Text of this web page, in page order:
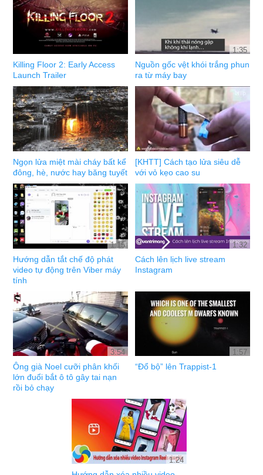
Killing Floor 2: Early Access
Launch Trailer
1:35
Nguồn gốc vệt khói trắng phun
ra từ máy bay
Ngọn lửa miệt mài cháy bất kể
đông, hè, nước hay băng tuyết
[KHTT] Cách tạo lửa siêu dễ
với vỏ kẹo cao su
1:15
Hướng dẫn tắt chế độ phát
video tự động trên Viber máy
tính
1:32
Cách lên lịch live stream
Instagram
3:54
Ông già Noel cưỡi phân khối
lớn đuổi bắt ô tô gây tai nạn
rồi bỏ chạy
1:57
“Đổ bộ” lên Trappist-1
1:24